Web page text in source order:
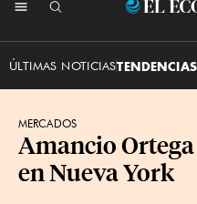
ÚLTIMAS NOTICIAS
MERCADOS
Amancio
en Nueva York